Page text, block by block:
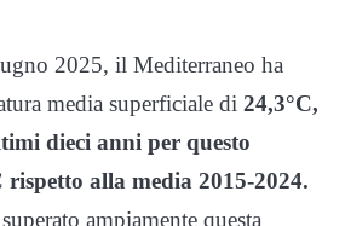
2025, il Mediterraneo ha
media superficiale di 24,3°C,
dieci anni per questo
rispetto alla media 2015-2024.
ampiamente questa